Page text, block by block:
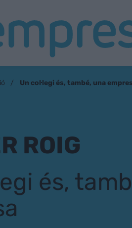
Un col·legi és, també, una
ROIG
és,